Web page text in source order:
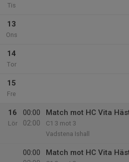
Tis
13
Ons
14
Tor
15
Fre
16
Lör
00:00
02:00
Match mot HC Vita
C1 3 mot 3
Vadstena Ishall
00:00
Match mot HC Vita